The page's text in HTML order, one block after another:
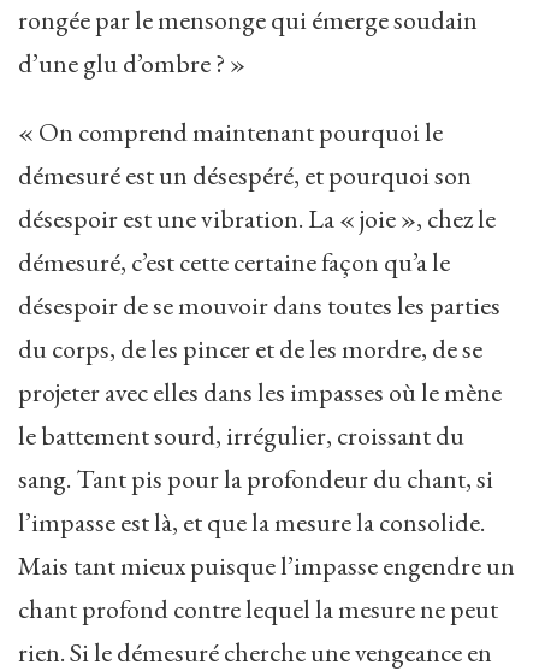
rongée par le mensonge qui émerge soudain
d’une glu d’ombre ? »
« On comprend maintenant pourquoi le
démesuré est un désespéré, et pourquoi son
désespoir est une vibration. La « joie », chez le
démesuré, c’est cette certaine façon qu’a le
désespoir de se mouvoir dans toutes les parties
du corps, de les pincer et de les mordre, de se
projeter avec elles dans les impasses où le mène
le battement sourd, irrégulier, croissant du
sang. Tant pis pour la profondeur du chant, si
l’impasse est là, et que la mesure la consolide.
Mais tant mieux puisque l’impasse engendre un
chant profond contre lequel la mesure ne peut
rien. Si le démesuré cherche une vengeance en